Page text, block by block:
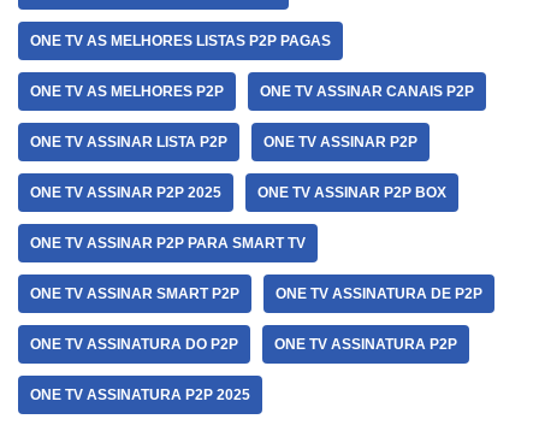
ONE TV AS MELHORES LISTAS P2P PAGAS
ONE TV AS MELHORES P2P ONE TV ASSINAR CANAIS P2P
ONE TV ASSINAR LISTA P2P ONE TV ASSINAR P2P
ONE TV ASSINAR P2P 2025 ONE TV ASSINAR P2P BOX
ONE TV ASSINAR P2P PARA SMART TV
ONE TV ASSINAR SMART P2P ONE TV ASSINATURA DE P2P
ONE TV ASSINATURA DO P2P ONE TV ASSINATURA P2P
ONE TV ASSINATURA P2P 2025